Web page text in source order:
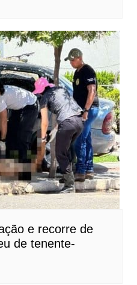
e recorre de
de tenente-